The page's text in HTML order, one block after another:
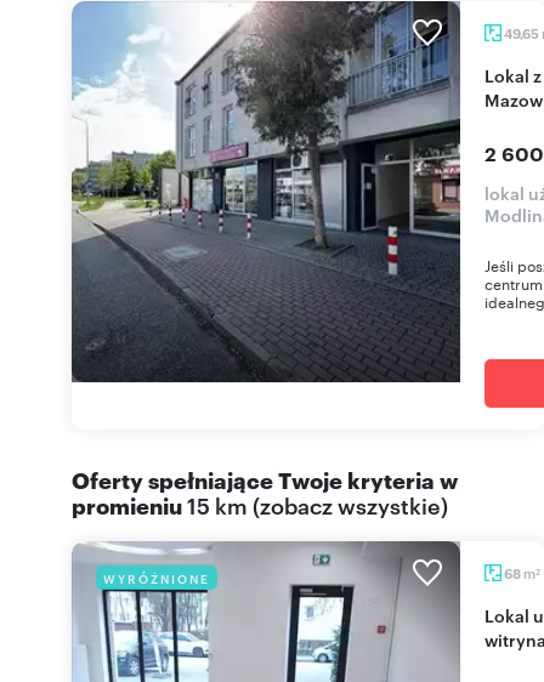
49,65
Lokal z witryną 49,65 m² w centrum Nowego D.
2
lokal
Jeśli
Oferty spełniające Twoje kryteria w
promieniu15 km (zobacz wszystkie)
WYRÓŻNIONE 68 m2
Lokal użytkowy 68 m2 w centrum Legionowa,